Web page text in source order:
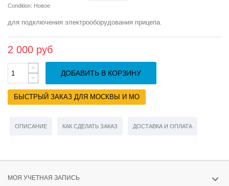
Condition: Новое
для подключения электрооборудования прицепа.
2 000 руб
ДОБАВИТЬ В КОРЗИНУ
БЫСТРЫЙ ЗАКАЗ ДЛЯ МОСКВЫ И МО
ОПИСАНИЕ КАК СДЕЛАТЬ ЗАКАЗ ДОСТАВКА И ОПЛАТА
МОЯ УЧЕТНАЯ ЗАПИСЬ